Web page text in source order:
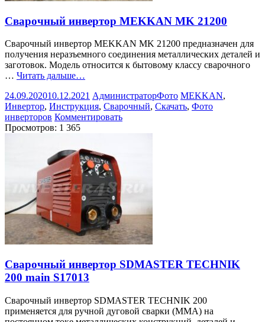
Сварочный инвертор MEKKAN MK 21200
Сварочный инвертор MEKKAN MK 21200 предназначен для
получения неразъемного соединения металлических деталей и
заготовок. Модель относится к бытовому классу сварочного
… Читать дальше…
24.09.202010.12.2021 АдминистраторФото MEKKAN,
Инвертор, Инструкция, Сварочный, Скачать, Фото
инверторов Комментировать
Просмотров: 1 365
Сварочный инвертор SDMASTER TECHNIK
200 main S17013
Сварочный инвертор SDMASTER TECHNIK 200
применяется для ручной дуговой сварки (ММА) на